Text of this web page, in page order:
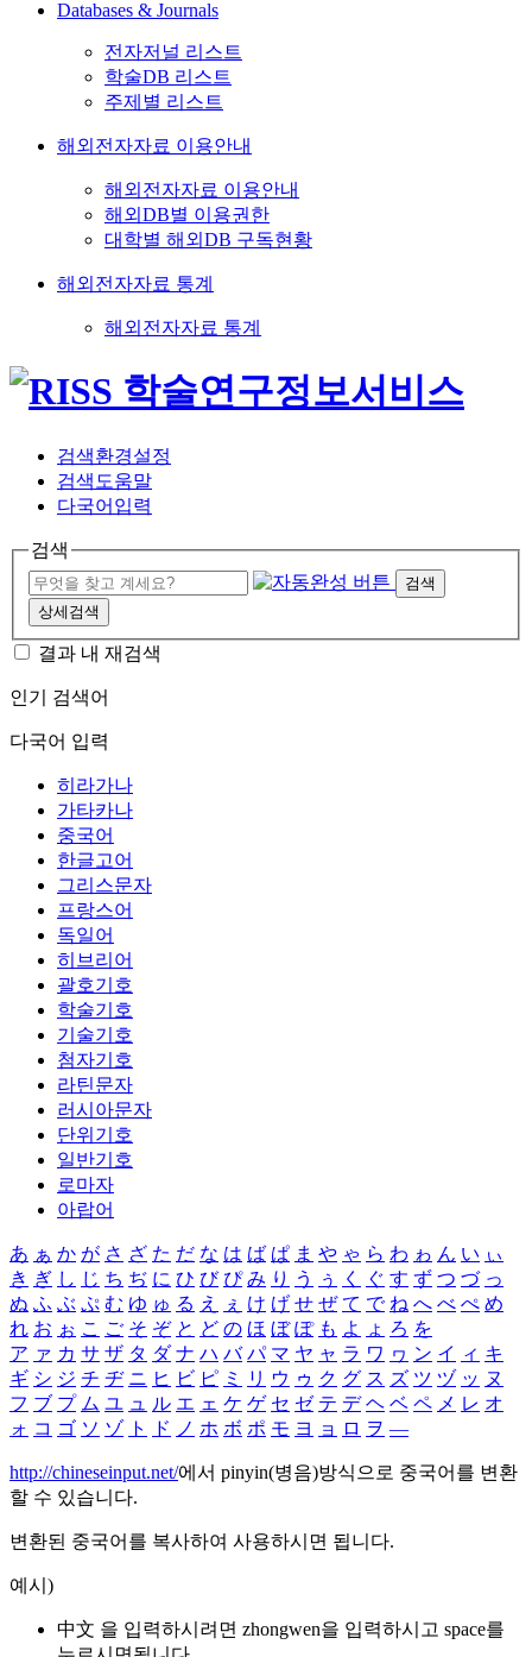
Databases & Journals
전자저널 리스트
학술DB 리스트
주제별 리스트
해외전자자료 이용안내
해외전자자료 이용안내
해외DB별 이용권한
대학별 해외DB 구독현황
해외전자자료 통계
해외전자자료 통계
검색환경설정
검색도움말
다국어입력
검색
검색
상세검색
결과 내 재검색
인기 검색어
다국어 입력
히라가나
가타카나
중국어
한글고어
그리스문자
프랑스어
독일어
히브리어
괄호기호
학술기호
기술기호
첨자기호
라틴문자
러시아문자
단위기호
일반기호
로마자
아랍어
あ ぁ か が さ ざ た だ な は ば ぱ ま や ゃ ら わ ゎ ん い ぃ
き ぎ し じ ち ぢ に ひ び ぴ み り う ぅ く ぐ す ず つ づ っ
ぬ ふ ぶ ぷ む ゆ ゅ る え ぇ け げ せ ぜ て で ね へ べ ぺ め
れ お ぉ こ ご そ ぞ と ど の ほ ぼ ぽ も よ ょ ろ を
ア ァ カ サ ザ タ ダ ナ ハ バ パ マ ヤ ャ ラ ワ ヮ ン イ ィ キ
ギ シ ジ チ ヂ ニ ヒ ビ ピ ミ リ ウ ゥ ク グ ス ズ ツ ヅ ッ ヌ
フ ブ プ ム ユ ュ ル エ ェ ケ ゲ セ ゼ テ デ ヘ ベ ペ メ レ オ
ォ コ ゴ ソ ゾ ト ド ノ ホ ボ ポ モ ヨ ョ ロ ヲ ―
http://chineseinput.net/에서 pinyin(병음)방식으로 중국어를 변환
할 수 있습니다.
변환된 중국어를 복사하여 사용하시면 됩니다.
예시)
中文 을 입력하시려면 zhongwen을 입력하시고 space를